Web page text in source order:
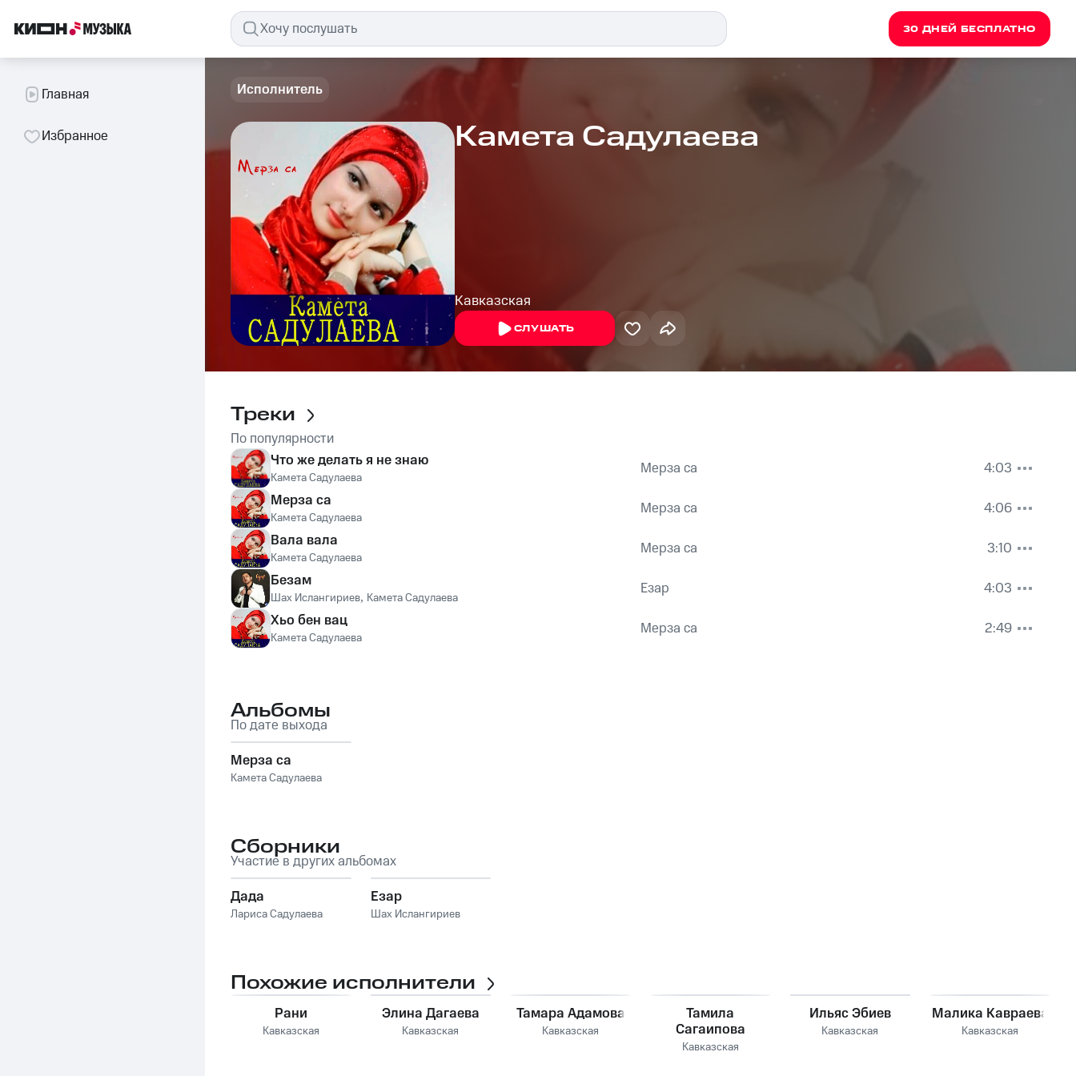
30 ДНЕЙ БЕСПЛАТНО
Главная
Избранное
Исполнитель
Камета Садулаева
Кавказская
СЛУШАТЬ
Треки
По популярности
Что же делать я не знаю
Камета Садулаева Мерза са
4:03
Мерза са
Камета Садулаева Мерза са
4:06
Вала вала
Камета Садулаева Мерза са
3:10
Безам
Шах Ислангириев, Камета Садулаева Езар
4:03
Хьо бен вац
Камета Садулаева Мерза са 2:49
Альбомы
По дате выхода
Мерза са
Камета Садулаева
Сборники
Участие в других альбомах
Дада
Лариса Садулаева
Езар
Шах Ислангириев
Похожие исполнители
Рани
Кавказская
Элина Дагаева
Кавказская
Тамара Адамова
Кавказская
Тамила
Сагаипова
Кавказская
Ильяс Эбиев
Кавказская
Малика Кавраева
Кавказская